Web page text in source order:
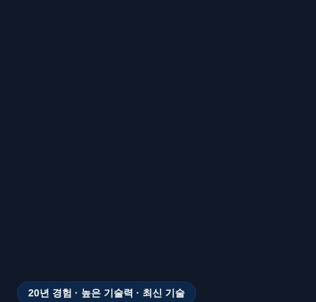
20년 경험 · 높은 기술력 · 최신 기술